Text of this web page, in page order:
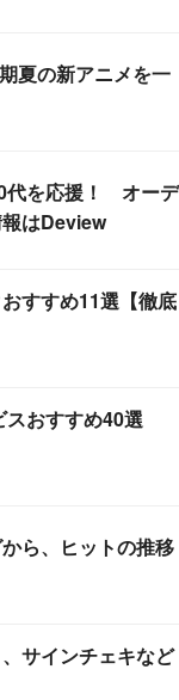
夏の新アニメを一
代を応援！ オーデ
はDeview
すすめ11選【徹底
おすすめ40選
ら、ヒットの推移
サインチェキなど